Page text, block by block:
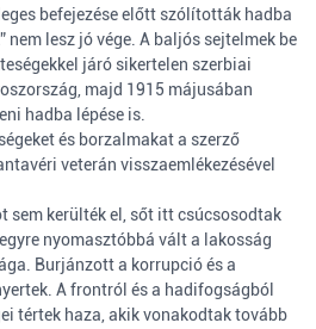
befejezése előtt szólították hadba
nem lesz jó vége. A baljós sejtelmek be
járó sikertelen szerbiai
majd 1915 májusában
hadba lépése is.
és borzalmakat a szerző
veterán visszaemlékezésével
sem kerülték el, sőt itt csúcsosodtak
nyomasztóbbá vált a lakosság
Burjánzott a korrupció és a
A frontról és a hadifogságból
tértek haza, akik vonakodtak tovább